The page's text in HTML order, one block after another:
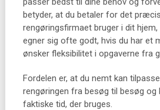
betyder, at du betaler for det
rengøringsfirmaet bruger i dit
egner sig ofte godt, hvis du har et
ønsker fleksibilitet i opgaverne fra
Fordelen er, at du nemt kan
rengøringen fra besøg til besøg og
faktiske tid, der bruges.